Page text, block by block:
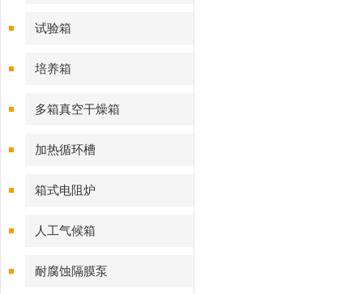
试验箱
培养箱
多箱真空干燥箱
加热循环槽
箱式电阻炉
人工气候箱
耐腐蚀隔膜泵